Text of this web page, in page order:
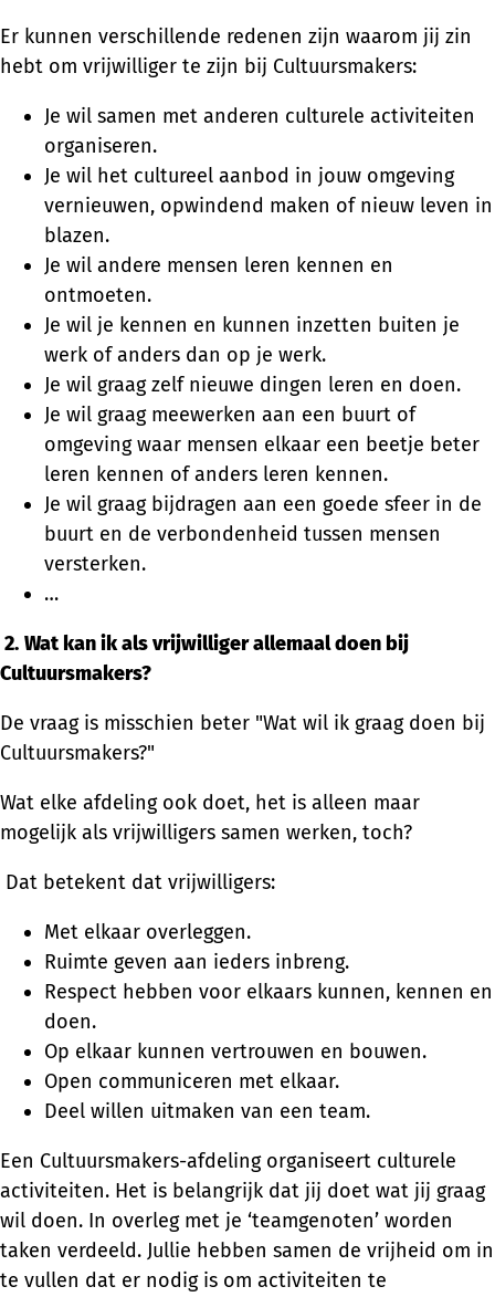
Er kunnen verschillende redenen zijn waarom jij zin
hebt om vrijwilliger te zijn bij Cultuursmakers:
Je wil samen met anderen culturele activiteiten
organiseren.
Je wil het cultureel aanbod in jouw omgeving
vernieuwen, opwindend maken of nieuw leven in
blazen.
Je wil andere mensen leren kennen en
ontmoeten.
Je wil je kennen en kunnen inzetten buiten je
werk of anders dan op je werk.
Je wil graag zelf nieuwe dingen leren en doen.
Je wil graag meewerken aan een buurt of
omgeving waar mensen elkaar een beetje beter
leren kennen of anders leren kennen.
Je wil graag bijdragen aan een goede sfeer in de
buurt en de verbondenheid tussen mensen
versterken.
…
2. Wat kan ik als vrijwilliger allemaal doen bij
Cultuursmakers?
De vraag is misschien beter "Wat wil ik graag doen bij
Cultuursmakers?"
Wat elke afdeling ook doet, het is alleen maar
mogelijk als vrijwilligers samen werken, toch?
Dat betekent dat vrijwilligers:
Met elkaar overleggen.
Ruimte geven aan ieders inbreng.
Respect hebben voor elkaars kunnen, kennen en
doen.
Op elkaar kunnen vertrouwen en bouwen.
Open communiceren met elkaar.
Deel willen uitmaken van een team.
Een Cultuursmakers-afdeling organiseert culturele
activiteiten. Het is belangrijk dat jij doet wat jij graag
wil doen. In overleg met je ‘teamgenoten’ worden
taken verdeeld. Jullie hebben samen de vrijheid om in
te vullen dat er nodig is om activiteiten te